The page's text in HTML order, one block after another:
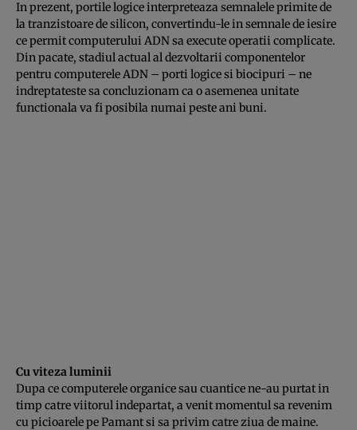
In prezent, portile logice interpreteaza semnalele primite de
la tranzistoare de silicon, convertindu-le in semnale de iesire
ce permit computerului ADN sa execute operatii complicate.
Din pacate, stadiul actual al dezvoltarii componentelor
pentru computerele ADN – porti logice si biocipuri – ne
indreptateste sa concluzionam ca o asemenea unitate
functionala va fi posibila numai peste ani buni.
Cu viteza luminii
Dupa ce computerele organice sau cuantice ne-au purtat in
timp catre viitorul indepartat, a venit momentul sa revenim
cu picioarele pe Pamant si sa privim catre ziua de maine.